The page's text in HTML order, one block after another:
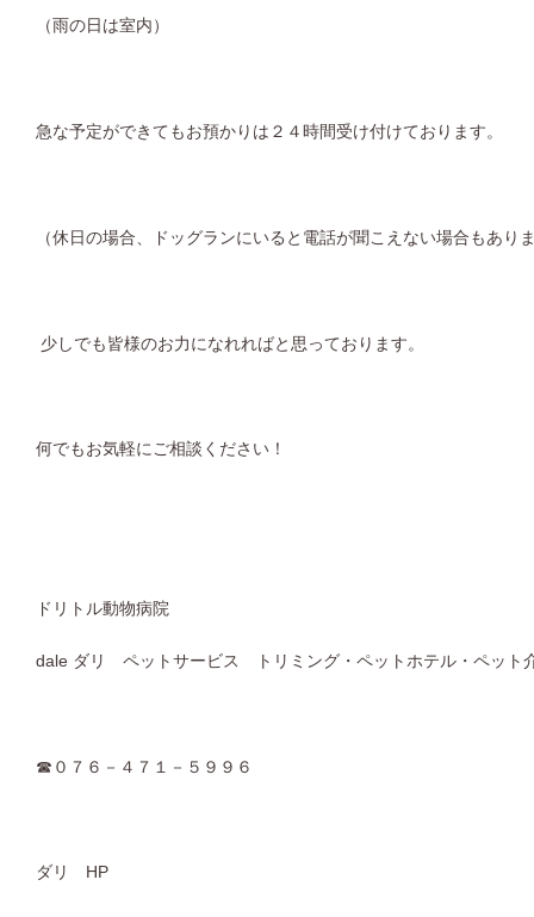
（雨の日は室内）
急な予定ができてもお預かりは２４時間受け付けております。
（休日の場合、ドッグランにいると電話が聞こえない場合もあり
少しでも皆様のお力になれればと思っております。
何でもお気軽にご相談ください！
ドリトル動物病院
dale ダリ ペットサービス トリミング・ペットホテル・ペット
☎０７６－４７１－５９９６
ダリ HP